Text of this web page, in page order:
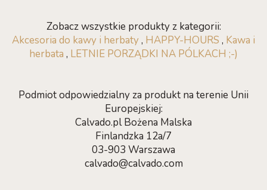
Zobacz wszystkie produkty z kategorii:
Akcesoria do kawy i herbaty, HAPPY-HOURS , Kawa i
herbata , LETNIE PORZĄDKI NA PÓLKACH ;-)
Podmiot odpowiedzialny za produkt na terenie Unii
Europejskiej:
Calvado.pl Bożena Malska
Finlandzka 12a/7
03-903 Warszawa
calvado@calvado.com